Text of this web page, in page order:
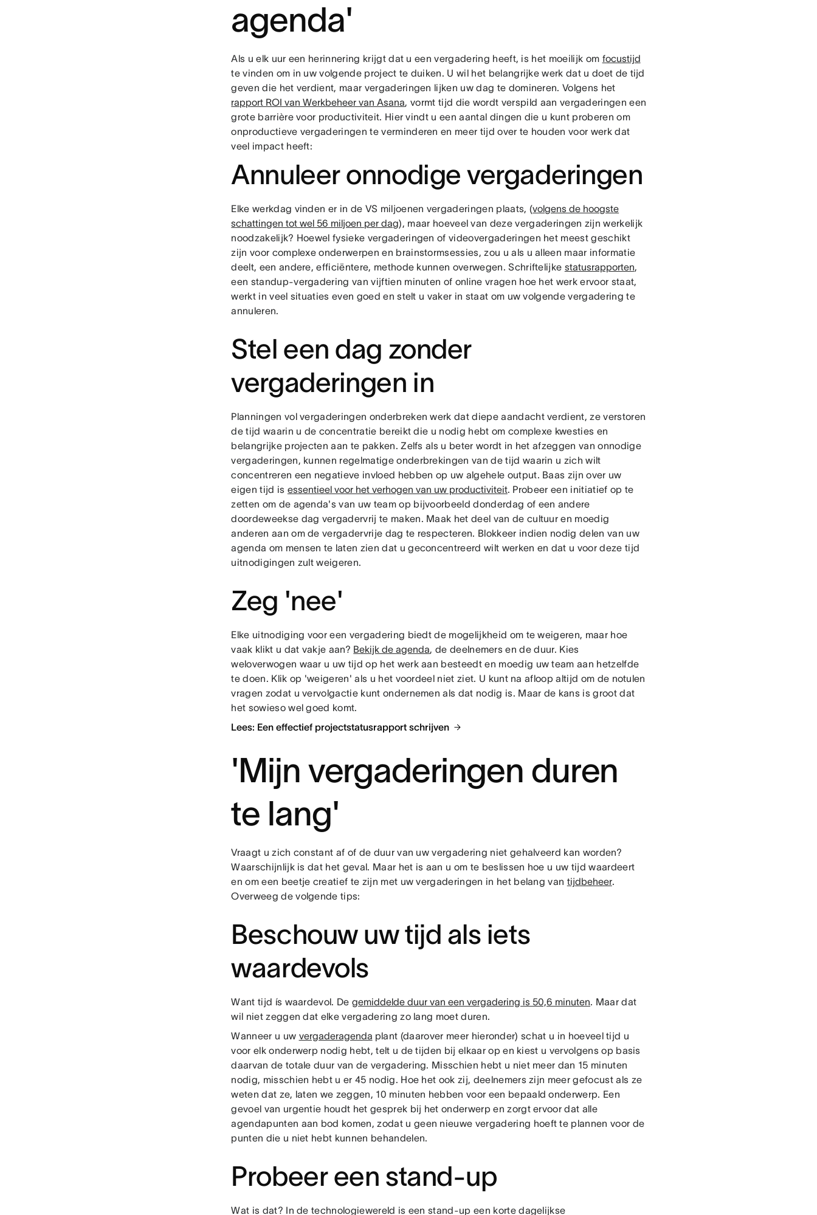
agenda'
Als u elk uur een herinnering krijgt dat u een vergadering heeft, is het moeilijk om focustijd
te vinden om in uw volgende project te duiken. U wil het belangrijke werk dat u doet de tijd
geven die het verdient, maar vergaderingen lijken uw dag te domineren. Volgens het
rapport ROI van Werkbeheer van Asana, vormt tijd die wordt verspild aan vergaderingen een
grote barrière voor productiviteit. Hier vindt u een aantal dingen die u kunt proberen om
onproductieve vergaderingen te verminderen en meer tijd over te houden voor werk dat
veel impact heeft:
Annuleer onnodige vergaderingen
Elke werkdag vinden er in de VS miljoenen vergaderingen plaats, (volgens de hoogste
schattingen tot wel 56 miljoen per dag), maar hoeveel van deze vergaderingen zijn werkelijk
noodzakelijk? Hoewel fysieke vergaderingen of videovergaderingen het meest geschikt
zijn voor complexe onderwerpen en brainstormsessies, zou u als u alleen maar informatie
deelt, een andere, efficiëntere, methode kunnen overwegen. Schriftelijke statusrapporten,
een standup-vergadering van vijftien minuten of online vragen hoe het werk ervoor staat,
werkt in veel situaties even goed en stelt u vaker in staat om uw volgende vergadering te
annuleren.
Stel een dag zonder
vergaderingen in
Planningen vol vergaderingen onderbreken werk dat diepe aandacht verdient, ze verstoren
de tijd waarin u de concentratie bereikt die u nodig hebt om complexe kwesties en
belangrijke projecten aan te pakken. Zelfs als u beter wordt in het afzeggen van onnodige
vergaderingen, kunnen regelmatige onderbrekingen van de tijd waarin u zich wilt
concentreren een negatieve invloed hebben op uw algehele output. Baas zijn over uw
eigen tijd is essentieel voor het verhogen van uw productiviteit. Probeer een initiatief op te
zetten om de agenda's van uw team op bijvoorbeeld donderdag of een andere
doordeweekse dag vergadervrij te maken. Maak het deel van de cultuur en moedig
anderen aan om de vergadervrije dag te respecteren. Blokkeer indien nodig delen van uw
agenda om mensen te laten zien dat u geconcentreerd wilt werken en dat u voor deze tijd
uitnodigingen zult weigeren.
Zeg 'nee'
Elke uitnodiging voor een vergadering biedt de mogelijkheid om te weigeren, maar hoe
vaak klikt u dat vakje aan? Bekijk de agenda, de deelnemers en de duur. Kies
weloverwogen waar u uw tijd op het werk aan besteedt en moedig uw team aan hetzelfde
te doen. Klik op 'weigeren' als u het voordeel niet ziet. U kunt na afloop altijd om de notulen
vragen zodat u vervolgactie kunt ondernemen als dat nodig is. Maar de kans is groot dat
het sowieso wel goed komt.
Lees: Een effectief projectstatusrapport schrijven
'Mijn vergaderingen duren
te lang'
Vraagt u zich constant af of de duur van uw vergadering niet gehalveerd kan worden?
Waarschijnlijk is dat het geval. Maar het is aan u om te beslissen hoe u uw tijd waardeert
en om een beetje creatief te zijn met uw vergaderingen in het belang van tijdbeheer.
Overweeg de volgende tips:
Beschouw uw tijd als iets
waardevols
Want tijd ís waardevol. De gemiddelde duur van een vergadering is 50,6 minuten. Maar dat
wil niet zeggen dat elke vergadering zo lang moet duren.
Wanneer u uw vergaderagenda plant (daarover meer hieronder) schat u in hoeveel tijd u
voor elk onderwerp nodig hebt, telt u de tijden bij elkaar op en kiest u vervolgens op basis
daarvan de totale duur van de vergadering. Misschien hebt u niet meer dan 15 minuten
nodig, misschien hebt u er 45 nodig. Hoe het ook zij, deelnemers zijn meer gefocust als ze
weten dat ze, laten we zeggen, 10 minuten hebben voor een bepaald onderwerp. Een
gevoel van urgentie houdt het gesprek bij het onderwerp en zorgt ervoor dat alle
agendapunten aan bod komen, zodat u geen nieuwe vergadering hoeft te plannen voor de
punten die u niet hebt kunnen behandelen.
Probeer een stand-up
Wat is dat? In de technologiewereld is een stand-up een korte dagelijkse